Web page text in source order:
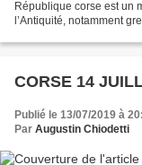
République corse est un
l’Antiquité, notamment
Publié le 13/07/2019 à
Par Augustin Chiodetti